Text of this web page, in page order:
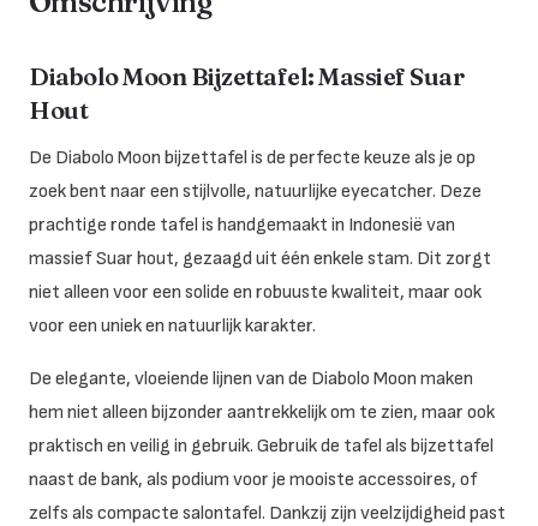
Diabolo Moon Bijzettafel: Massief Suar
Hout
De Diabolo Moon bijzettafel is de perfecte keuze als je op
zoek bent naar een stijlvolle, natuurlijke eyecatcher. Deze
prachtige ronde tafel is handgemaakt in Indonesië van
massief Suar hout, gezaagd uit één enkele stam. Dit zorgt
niet alleen voor een solide en robuuste kwaliteit, maar ook
voor een uniek en natuurlijk karakter.
De elegante, vloeiende lijnen van de Diabolo Moon maken
hem niet alleen bijzonder aantrekkelijk om te zien, maar ook
praktisch en veilig in gebruik. Gebruik de tafel als bijzettafel
naast de bank, als podium voor je mooiste accessoires, of
zelfs als compacte salontafel. Dankzij zijn veelzijdigheid past